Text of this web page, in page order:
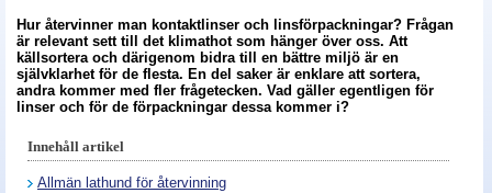
Linsvätska
Optiker
Glasögon
Hur återvinner man kontaktlinser och linsförpackningar? Frågan
är relevant sett till det klimathot som hänger över oss. Att
källsortera och därigenom bidra till en bättre miljö är en
självklarhet för de flesta. En del saker är enklare att sortera,
andra kommer med fler frågetecken. Vad gäller egentligen för
linser och för de förpackningar dessa kommer i?
Innehåll artikel
Allmän lathund för återvinning